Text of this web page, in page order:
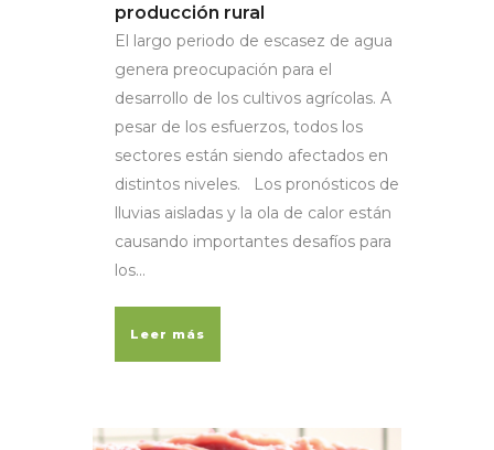
producción rural
El largo periodo de escasez de agua
genera preocupación para el
desarrollo de los cultivos agrícolas. A
pesar de los esfuerzos, todos los
sectores están siendo afectados en
distintos niveles. Los pronósticos de
lluvias aisladas y la ola de calor están
causando importantes desafíos para
los...
Leer más